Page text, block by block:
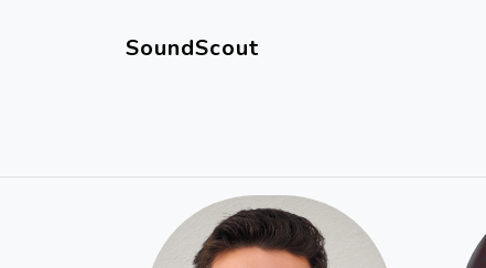
SoundScout